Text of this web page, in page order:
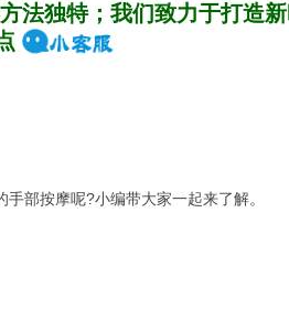
法独特；我们致力于打造新
部按摩呢?小编带大家一起来了解。